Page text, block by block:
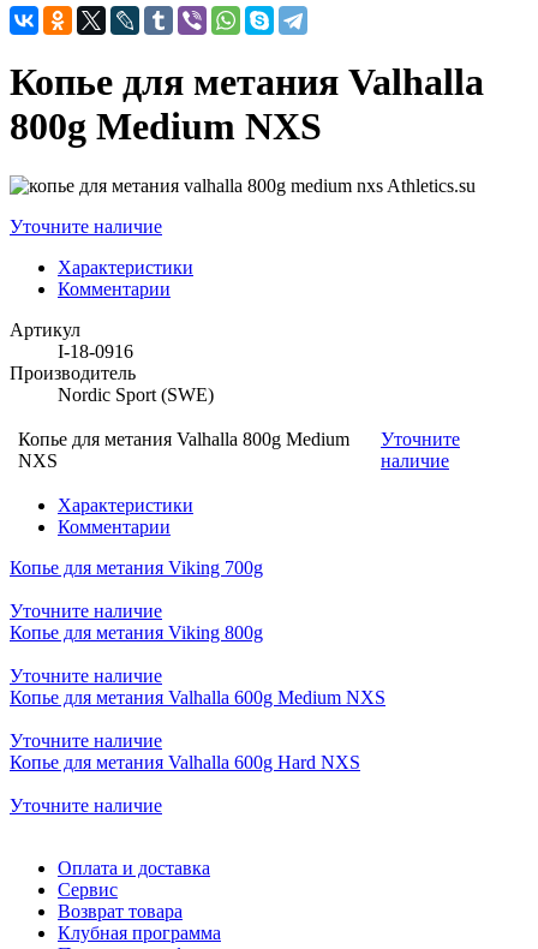
Копье для метания Valhalla
800g Medium NXS
Уточните наличие
Характеристики
Комментарии
Артикул
I-18-0916
Производитель
Nordic Sport (SWE)
Копье для метания Valhalla 800g Medium
NXS
Уточните
наличие
Характеристики
Комментарии
Копье для метания Viking 700g
Уточните наличие
Копье для метания Viking 800g
Уточните наличие
Копье для метания Valhalla 600g Medium NXS
Уточните наличие
Копье для метания Valhalla 600g Hard NXS
Уточните наличие
Оплата и доставка
Сервис
Возврат товара
Клубная программа